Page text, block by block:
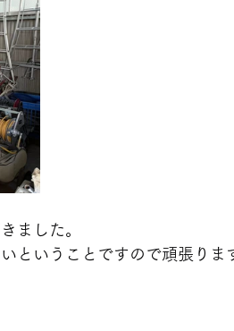
ました。
ということですので頑張りま